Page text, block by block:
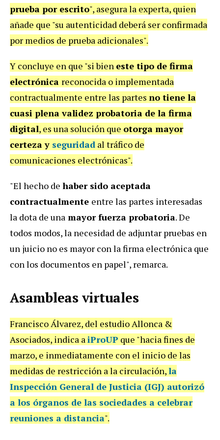
prueba por escrito", asegura la experta, quien
añade que "su autenticidad deberá ser confirmada
por medios de prueba adicionales".
Y concluye en que "si bien este tipo de firma
electrónica reconocida o implementada
contractualmente entre las partes no tiene la
cuasi plena validez probatoria de la firma
digital, es una solución que otorga mayor
certeza y seguridad al tráfico de
comunicaciones electrónicas".
"El hecho de haber sido aceptada
contractualmente entre las partes interesadas
la dota de una mayor fuerza probatoria. De
todos modos, la necesidad de adjuntar pruebas en
un juicio no es mayor con la firma electrónica que
con los documentos en papel", remarca.
Asambleas virtuales
Francisco Álvarez, del estudio Allonca &
Asociados, indica aiProUP que "hacia fines de
marzo, e inmediatamente con el inicio de las
medidas de restricción a la circulación,la
Inspección General de Justicia (IGJ) autorizó
a los órganos de las sociedades a celebrar
reuniones a distancia".